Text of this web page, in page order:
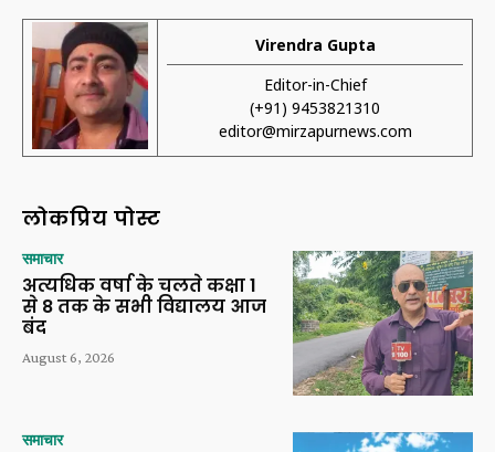
Virendra Gupta
Editor-in-Chief
(+91) 9453821310
editor@mirzapurnews.com
लोकप्रिय पोस्ट
समाचार
अत्यधिक वर्षा के चलते कक्षा 1
से 8 तक के सभी विद्यालय आज
बंद
August 6, 2026
समाचार